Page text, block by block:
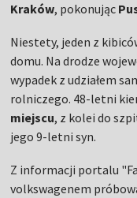
Kraków, pokonując
Niestety, jeden z
domu. Na drodze
wypadek z udziałem
rolniczego. 48-letni
miejscu, z kolei do
jego 9-letni syn.
Z informacji portalu
volkswagenem